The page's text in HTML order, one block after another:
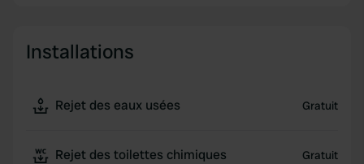
Installations
Rejet des eaux usées Gratuit
Rejet des toilettes chimiques Gratuit